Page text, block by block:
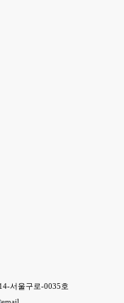
서울구로-0035호